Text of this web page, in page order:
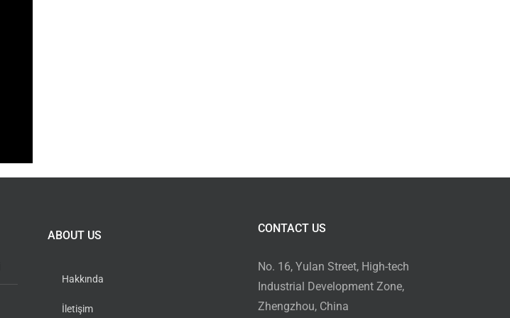
ABOUT US
Hakkında
İletişim
CONTACT US
No. 16, Yulan Street, High-tech
Industrial Development Zone,
Zhengzhou, China